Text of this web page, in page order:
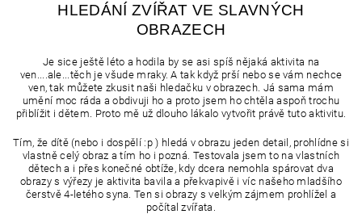
HLEDÁNÍ ZVÍŘAT VE SLAVNÝCH
OBRAZECH
Je sice ještě léto a hodila by se asi spíš nějaká aktivita na
ven....ale...těch je všude mraky. A tak když prší nebo se vám nechce
ven, tak můžete zkusit naši hledačku v obrazech. Já sama mám
umění moc ráda a obdivuji ho a proto jsem ho chtěla aspoň trochu
přiblížit i dětem. Proto mě už dlouho lákalo vytvořit právě tuto aktivitu.
Tím, že dítě (nebo i dospělí :p ) hledá v obrazu jeden detail, prohlídne si
vlastně celý obraz a tím ho i pozná. Testovala jsem to na vlastních
dětech a i přes konečné obtíže, kdy dcera nemohla spárovat dva
obrazy s výřezy je aktivita bavila a překvapivě i víc našeho mladšího
čerstvě 4-letého syna. Ten si obrazy s velkým zájmem prohlížel a
počítal zvířata.